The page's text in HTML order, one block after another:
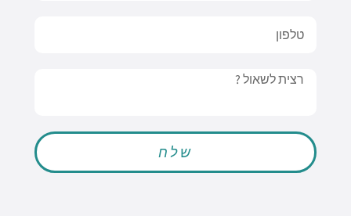
Message
שלח